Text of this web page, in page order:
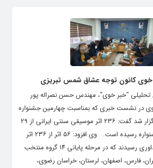
تحلیلی “خبر خوی“، مهندس حسن نصراله پور
در نشست خبری که بمناسبت چهارمین جشنواره
ملی شمس و مولانا برگزار شد گفت: ۲۳۶ اثر موسیقی سنتی ایرانی از ۲۹
استان به دبیرخانه جشنواره رسیده است. وی افزود: ۵۶ اثر از ۲۳۶ اثر
ارسال شده به مرحله داوری رسیدند که در مرحله پایانی ۱۴ گروه منتخب
( تهران، فارس، اصفهان، لرستان، خراسان رضوی،